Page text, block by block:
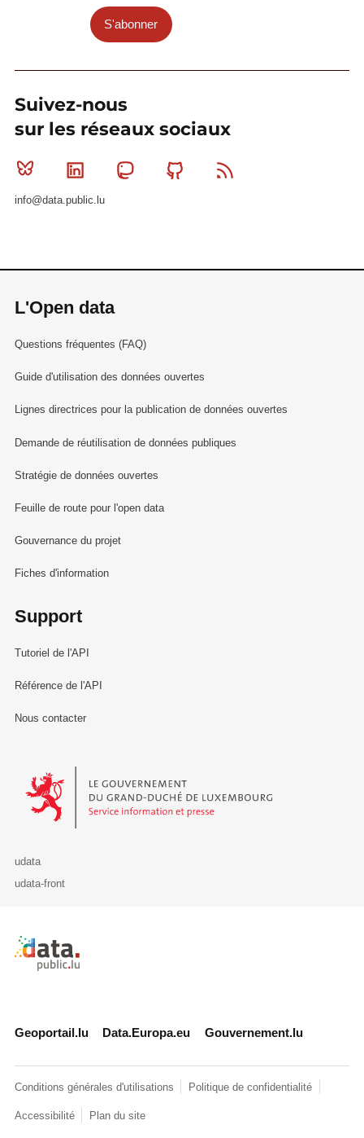
S'abonner
Suivez-nous
sur les réseaux sociaux
Bluesky Linkedin MastodonGithub
info@data.public.lu
L'Open data
Questions fréquentes (FAQ)
Guide d'utilisation des données ouvertes
Lignes directrices pour la publication de données ouvertes
Demande de réutilisation de données publiques
Stratégie de données ouvertes
Feuille de route pour l'open data
Gouvernance du projet
Fiches d'information
Support
Tutoriel de l'API
Référence de l'API
Nous contacter
Le Gouvernement du Grand-Duché de Luxembourg - Service
udata
udata-front
Retour à l'accueil de data.public.lu
Geoportail.lu Data.Europa.eu Gouvernement.lu
Conditions générales d'utilisations Politique de confidentialité
Accessibilité Plan du site